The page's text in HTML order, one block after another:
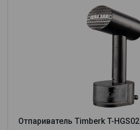
Отпариватель Timberk T-HGS02